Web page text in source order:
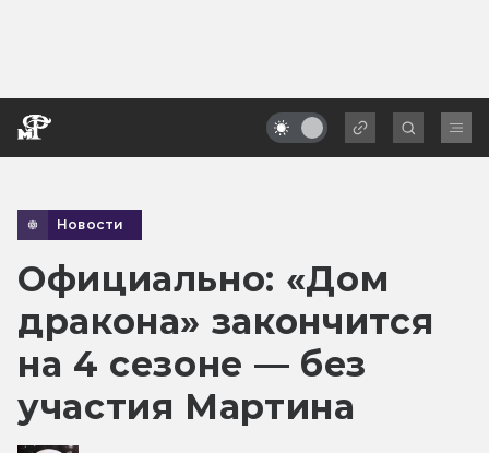
Новости
Официально: «Дом
дракона» закончится
на 4 сезоне — без
участия Мартина